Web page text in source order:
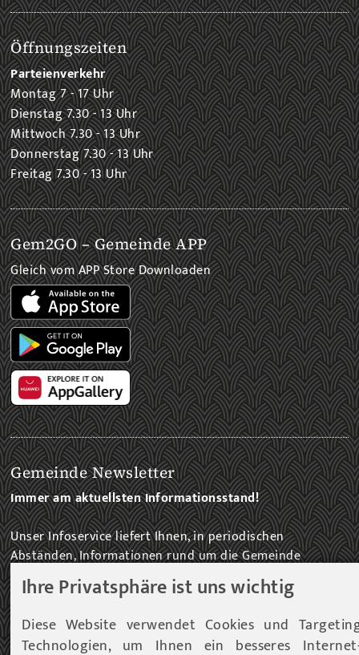
Ihre Privatsphäre ist uns wichtig
Diese Website verwendet Cookies und
Technologien, um Ihnen ein besseres
Öffnungszeiten
Parteienverkehr
Montag 7 - 17 Uhr
Dienstag 7.30 - 13 Uhr
Mittwoch 7.30 - 13 Uhr
Donnerstag 7.30 - 13 Uhr
Freitag 7.30 - 13 Uhr
Gem2GO – Gemeinde APP
Gleich vom APP Store Downloaden
Gemeinde Newsletter
Immer am aktuellsten Informationsstand!
Unser Infoservice liefert Ihnen, in periodischen
Abständen, Informationen rund um die Gemeinde
Fohnsdorf.
ZUM NEWSLETTER EINTRAG...